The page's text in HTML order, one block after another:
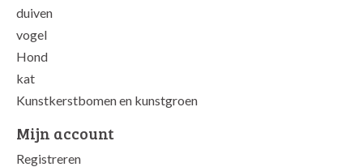
duiven
vogel
Hond
kat
Kunstkerstbomen en kunstgroen
Mijn account
Registreren